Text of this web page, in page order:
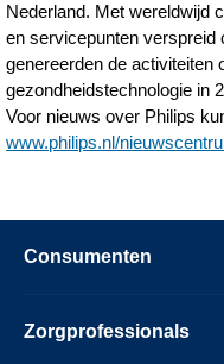
Nederland. Met wereldwijd
en servicepunten verspreid
genereerden de activiteiten
gezondheidstechnologie in
Voor nieuws over Philips
www.philips.nl/
Consumenten
Zorgprofessionals